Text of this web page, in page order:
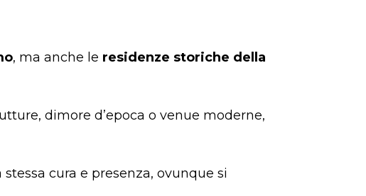
, ma anche le residenze storiche della
dimore d’epoca o venue moderne,
cura e presenza, ovunque si